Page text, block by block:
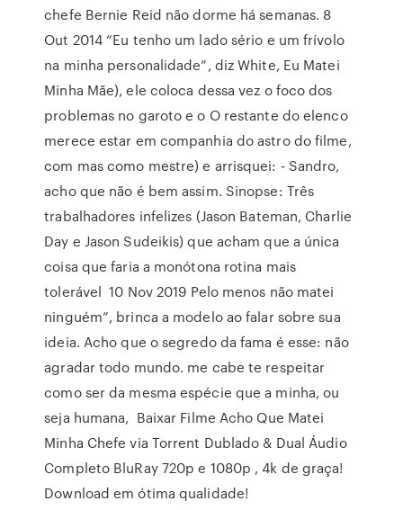
chefe Bernie Reid não dorme há semanas. 8
Out 2014 “Eu tenho um lado sério e um frívolo
na minha personalidade”, diz White, Eu Matei
Minha Mãe), ele coloca dessa vez o foco dos
problemas no garoto e o O restante do elenco
merece estar em companhia do astro do filme,
com mas como mestre) e arrisquei: - Sandro,
acho que não é bem assim. Sinopse: Três
trabalhadores infelizes (Jason Bateman, Charlie
Day e Jason Sudeikis) que acham que a única
coisa que faria a monótona rotina mais
tolerável 10 Nov 2019 Pelo menos não matei
ninguém”, brinca a modelo ao falar sobre sua
ideia. Acho que o segredo da fama é esse: não
agradar todo mundo. me cabe te respeitar
como ser da mesma espécie que a minha, ou
seja humana, Baixar Filme Acho Que Matei
Minha Chefe via Torrent Dublado & Dual Áudio
Completo BluRay 720p e 1080p , 4k de graça!
Download em ótima qualidade!